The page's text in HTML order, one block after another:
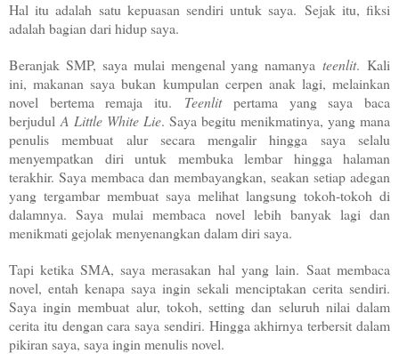
Hal itu adalah satu kepuasan sendiri untuk saya. Sejak itu, fiksi
adalah bagian dari hidup saya.
Beranjak SMP, saya mulai mengenal yang namanya teenlit. Kali
ini, makanan saya bukan kumpulan cerpen anak lagi, melainkan
novel bertema remaja itu. Teenlitpertama yang saya baca
berjudul A Little White Lie. Saya begitu menikmatinya, yang mana
penulis membuat alur secara mengalir hingga saya selalu
menyempatkan diri untuk membuka lembar hingga halaman
terakhir. Saya membaca dan membayangkan, seakan setiap adegan
yang tergambar membuat saya melihat langsung tokoh-tokoh di
dalamnya. Saya mulai membaca novel lebih banyak lagi dan
menikmati gejolak menyenangkan dalam diri saya.
Tapi ketika SMA, saya merasakan hal yang lain. Saat membaca
novel, entah kenapa saya ingin sekali menciptakan cerita sendiri.
Saya ingin membuat alur, tokoh, setting dan seluruh nilai dalam
cerita itu dengan cara saya sendiri. Hingga akhirnya terbersit dalam
pikiran saya, saya ingin menulis novel.